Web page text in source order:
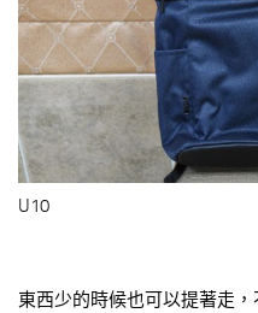
U10
東西少的時候也可以提著走